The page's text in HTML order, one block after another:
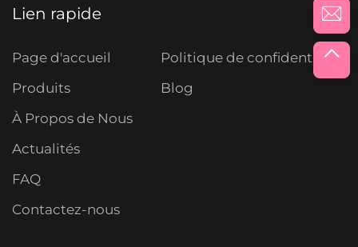
Lien rapide
Page d'accueil
Produits
À Propos de Nous
Actualités
FAQ
Contactez-nous
Politique de confidentialité
Blog